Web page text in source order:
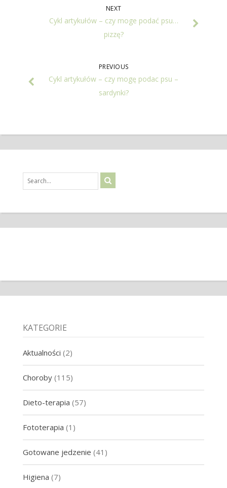
NEXT
Cykl artykułów – czy moge podać psu…
pizzę?
PREVIOUS
Cykl artykułów – czy mogę podac psu –
sardynki?
KATEGORIE
Aktualności (2)
Choroby(115)
Dieto-terapia (57)
Fototerapia (1)
Gotowane jedzenie (41)
Higiena (7)